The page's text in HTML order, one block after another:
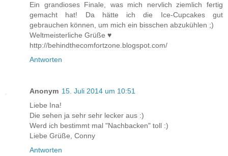
Ein grandioses Finale, was mich nervlich ziemlich fertig
gemacht hat! Da hätte ich die Ice-Cupcakes gut
gebrauchen können, um mich ein bisschen abzukühlen ;)
Weltmeisterliche Grüße ♥
http://behindthecomfortzone.blogspot.com/
Antworten
Anonym 15. Juli 2014 um 10:51
Liebe Ina!
Die sehen ja sehr sehr lecker aus :)
Werd ich bestimmt mal "Nachbacken" toll :)
Liebe Grüße, Conny
Antworten